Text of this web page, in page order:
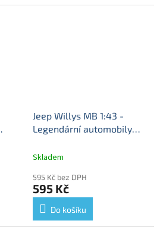
Jeep Willys MB 1:43 -
Legendární automobily
modelem #89
Skladem
595 Kč bez DPH
595 Kč
Do košíku